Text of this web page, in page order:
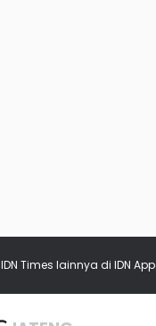
IDN Times lainnya di IDN App